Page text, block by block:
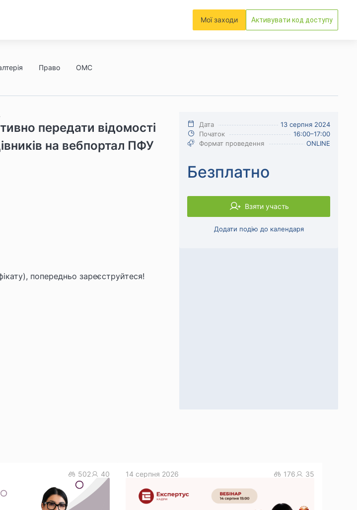
Мої заходи Активувати код доступу
Право ОМС
передати відомості
на вебпортал ПФУ
), попередньо зареєструйтеся!
Дата
13 серпня 2024
Початок
16:00–17:00
Формат проведення
ONLINE
Безплатно
Взяти участь
Додати подію до календаря
502 40 14 серпня 2026 176 35